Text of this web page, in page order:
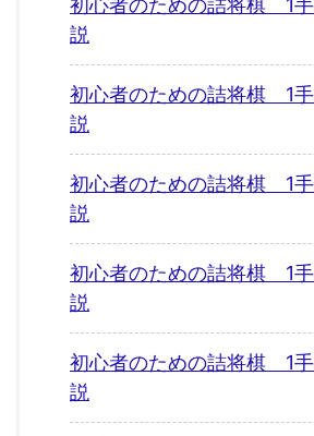
初心者のための詰将棋 1
説
初心者のための詰将棋 1
説
初心者のための詰将棋 1
説
初心者のための詰将棋 1
説
初心者のための詰将棋 1
説